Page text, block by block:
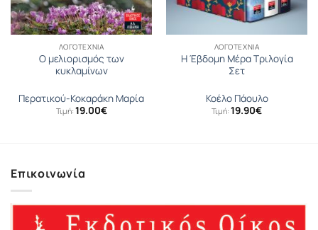
ΛΟΓΟΤΕΧΝΊΑ
Ο μελιορισμός των
κυκλαμίνων
Περατικού-Κοκαράκη Μαρία
Τιμή: 19.00€
ΛΟΓΟΤΕΧΝΊΑ
Η Έβδομη Μέρα Τριλογία
Σετ
Κοέλο Πάουλο
Τιμή: 19.90€
Επικοινωνία